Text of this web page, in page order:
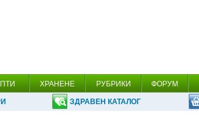
ХРАНЕНЕ РУБРИКИ ФОРУМ
ЗДРАВЕН КАТАЛОГ